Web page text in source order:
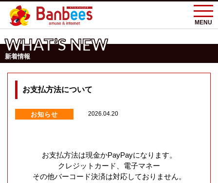
MENU
WHAT’S NEW
新着情報
お支払方法について
お知らせ 2026.04.20
お支払方法は現金かPayPayになります。
クレジットカード、電子マネー
その他バーコード決済は対応しておりません。